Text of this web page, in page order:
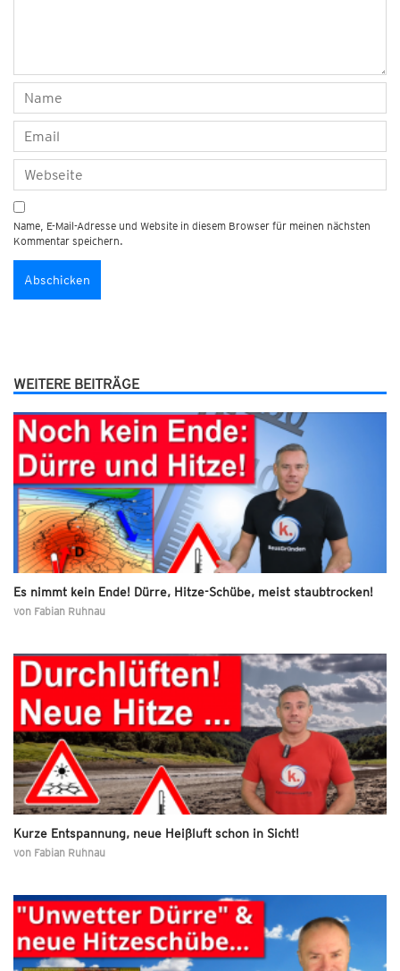
Name, E-Mail-Adresse und Website in diesem Browser für meinen nächsten
Kommentar speichern.
WEITERE BEITRÄGE
Es nimmt kein Ende! Dürre, Hitze-Schübe, meist staubtrocken!
von Fabian Ruhnau
Kurze Entspannung, neue Heißluft schon in Sicht!
von Fabian Ruhnau